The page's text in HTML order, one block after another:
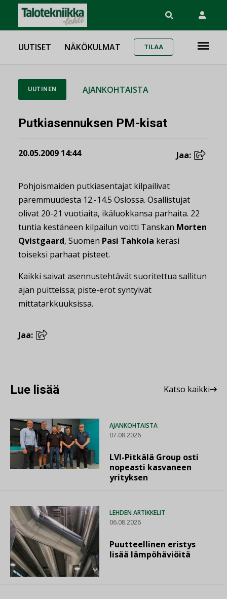
UUTISET NÄKÖKULMAT TILAA
UUTINEN AJANKOHTAISTA
Putkiasennuksen PM-kisat
20.05.2009 14:44 Jaa:
Pohjoismaiden putkiasentajat kilpailivat
paremmuudesta 12.-14.5 Oslossa. Osallistujat
olivat 20-21 vuotiaita, ikäluokkansa parhaita. 22
tuntia kestäneen kilpailun voitti Tanskan Morten
Qvistgaard, Suomen Pasi Tahkola keräsi
toiseksi parhaat pisteet.
Kaikki saivat asennustehtävät suoritettua sallitun
ajan puitteissa; piste-erot syntyivät
mittatarkkuuksissa.
Jaa:
Lue lisää Katso kaikki
AJANKOHTAISTA
07.08.2026
LVI-Pitkälä Group osti
nopeasti kasvaneen
yrityksen
LEHDEN ARTIKKELIT
06.08.2026
Puutteellinen eristys
lisää lämpöhäviöitä